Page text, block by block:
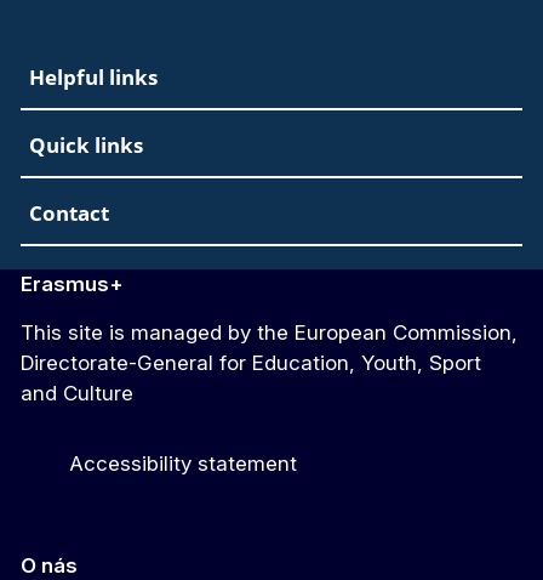
Helpful links
Quick links
Contact
Erasmus+
This site is managed by the European Commission,
Directorate-General for Education, Youth, Sport
and Culture
Accessibility statement
O nás